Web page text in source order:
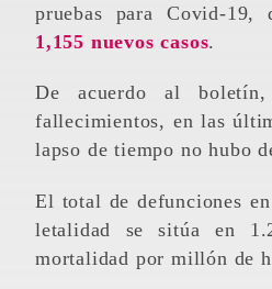
pruebas para Covid-19,
1,155 nuevos casos.
De acuerdo al boletín, se notificaron 24
fallecimientos, en las
lapso de tiempo no hubo
El total de defunciones en el país es 2,603. La
letalidad se sitúa en
mortalidad por millón de